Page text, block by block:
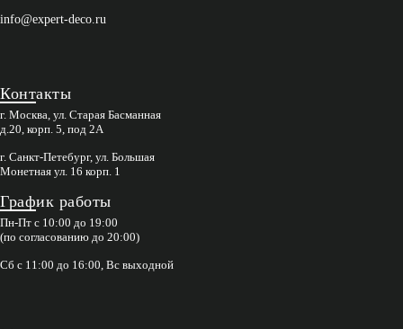
info@expert-deco.ru
Контакты
г. Москва, ул. Старая Басманная
д.20, корп. 5, под 2А
г. Санкт-Петебург, ул. Большая
Монетная ул. 16 корп. 1
График работы
Пн-Пт с 10:00 до 19:00
(по согласованию до 20:00)
Сб с 11:00 до 16:00, Вс выходной